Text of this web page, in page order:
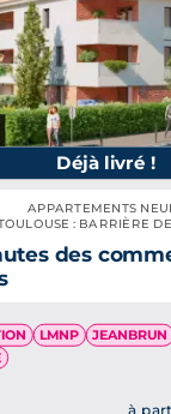
Déjà livré !
APPARTEMENTS
: BARRIÈRE
des
LMNP JEANBRUN
à